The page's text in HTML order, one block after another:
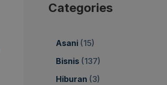
Categories
Asani (15)
Bisnis (137)
Hiburan (3)